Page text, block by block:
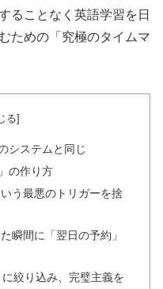
ることなく英語学習を日
ための「究極のタイムマ
システムと同じ
の作り方
う最悪のトリガーを捨
瞬間に「翌日の予約」
絞り込み、完璧主義を